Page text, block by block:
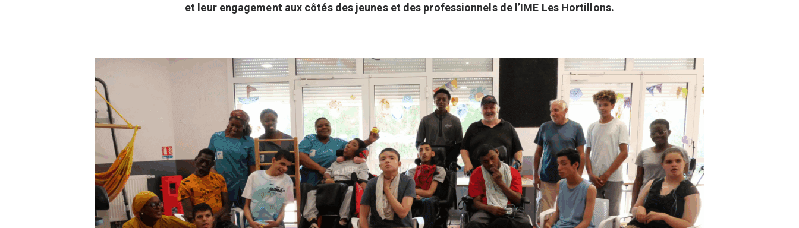
et leur engagement aux côtés des jeunes et des professionnels de l’IME Les Hortillons.